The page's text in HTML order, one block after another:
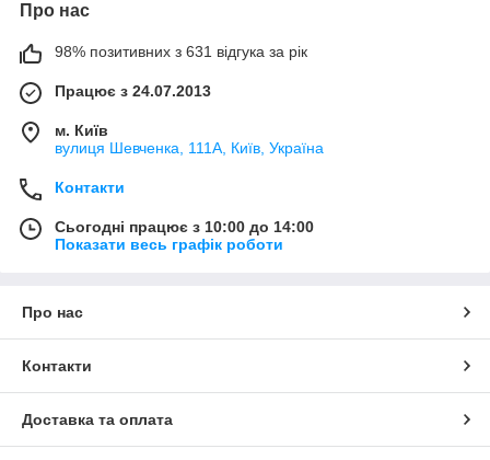
Про нас
98% позитивних з 631 відгука за рік
Працює з 24.07.2013
м. Київ
вулиця Шевченка, 111A, Київ, Україна
Контакти
Сьогодні працює з 10:00 до 14:00
Показати весь графік роботи
Про нас
Контакти
Доставка та оплата